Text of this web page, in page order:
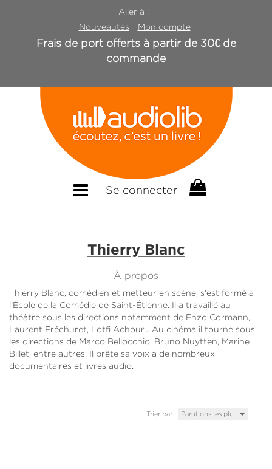
Aller à :
Nouveautés
Mon compte
Frais de port offerts à partir de 30€ de
commande
Se connecter
Thierry Blanc
À propos
Thierry Blanc, comédien et metteur en scène, s'est formé à
l'École de la Comédie de Saint-Étienne. Il a travaillé au
théâtre sous les directions notamment de Enzo Cormann,
Laurent Fréchuret, Lotfi Achour... Au cinéma il tourne sous
les directions de Marco Bellocchio, Bruno Nuytten, Marine
Billet, entre autres. Il prête sa voix à de nombreux
documentaires et livres audio.
Trier par : Parutions les plu…